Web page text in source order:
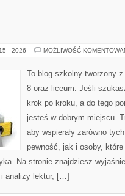
- 2026 MOŻLIWOŚĆ
To blog szkolny tworzony
8 oraz liceum. Jeśli
krok po kroku, a do tego
jesteś w dobrym miejscu.
aby wspierały zarówno
pewność, jak i osoby,
Na stronie znajdziesz
i analizy lektur, […]